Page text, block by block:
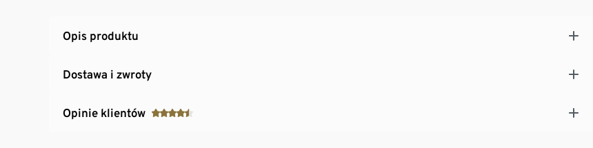
Opis produktu
Dostawa i zwroty
Opinie klientów